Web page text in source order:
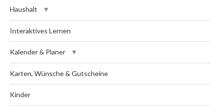
Haushalt
Interaktives Lernen
Kalender & Planer
Karten, Wünsche & Gutscheine
Kinder